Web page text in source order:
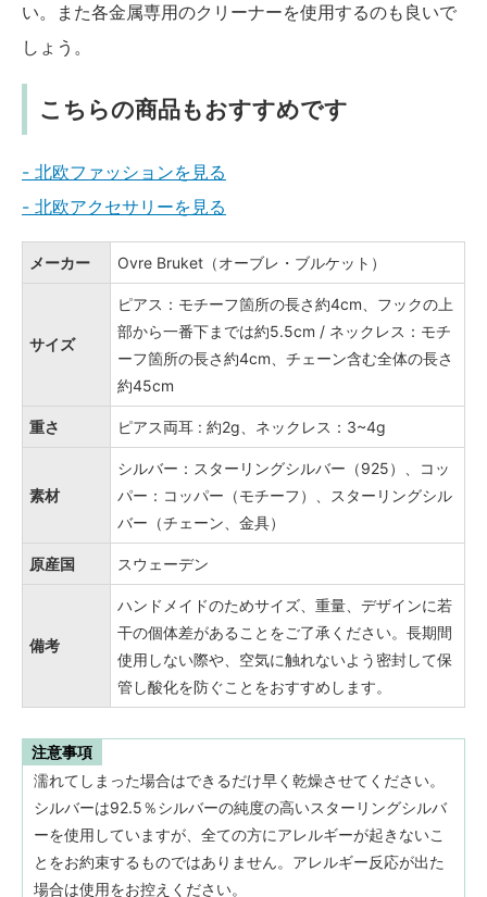
い。また各金属専用のクリーナーを使用するのも良いで
しょう。
こちらの商品もおすすめです
- 北欧ファッションを見る
- 北欧アクセサリーを見る
メーカー Ovre Bruket（オーブレ・ブルケット）
サイズ
ピアス：モチーフ箇所の長さ約4cm、フックの上
部から一番下までは約5.5cm / ネックレス：モチ
ーフ箇所の長さ約4cm、チェーン含む全体の長さ
約45cm
重さ ピアス両耳 : 約2g、ネックレス：3~4g
素材
シルバー：スターリングシルバー（925）、コッ
パー：コッパー（モチーフ）、スターリングシル
バー（チェーン、金具）
原産国 スウェーデン
備考
ハンドメイドのためサイズ、重量、デザインに若
干の個体差があることをご了承ください。長期間
使用しない際や、空気に触れないよう密封して保
管し酸化を防ぐことをおすすめします。
注意事項
濡れてしまった場合はできるだけ早く乾燥させてください。
シルバーは92.5％シルバーの純度の高いスターリングシルバ
ーを使用していますが、全ての方にアレルギーが起きないこ
とをお約束するものではありません。アレルギー反応が出た
場合は使用をお控えください。